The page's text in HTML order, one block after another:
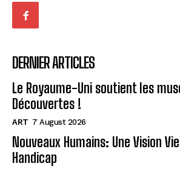
DERNIER ARTICLES
Le Royaume-Uni soutient les
Découvertes !
ART 7 August 2026
Nouveaux Humains: Une Vision
Handicap